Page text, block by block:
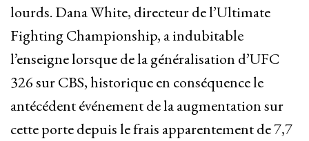
lourds. Dana White, directeur de l’Ultimate
Fighting Championship, a indubitable
l’enseigne lorsque de la généralisation d’UFC
326 sur CBS, historique en conséquence le
antécédent événement de la augmentation sur
cette porte depuis le frais apparentement de 7,7